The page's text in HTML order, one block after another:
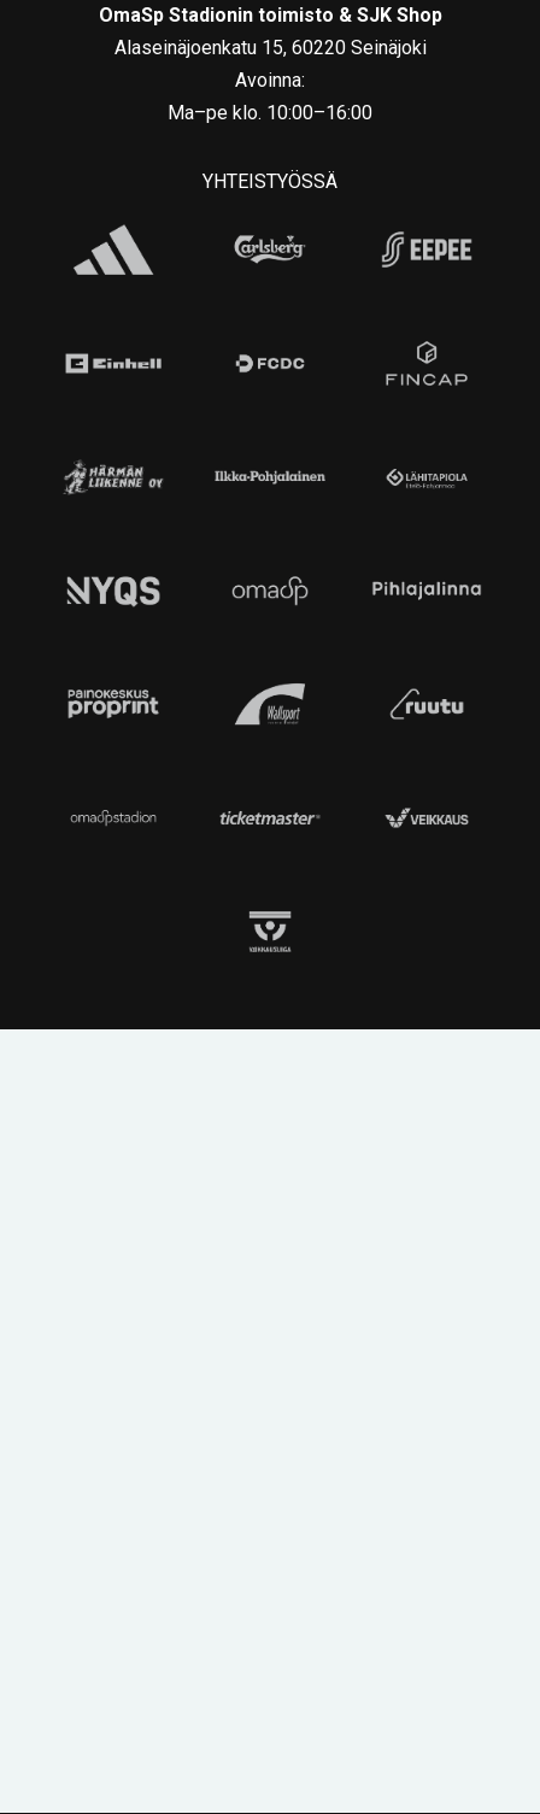
OmaSp Stadionin toimisto & SJK Shop
Alaseinäjoenkatu 15, 60220 Seinäjoki
Avoinna:
Ma–pe klo. 10:00–16:00
YHTEISTYÖSSÄ